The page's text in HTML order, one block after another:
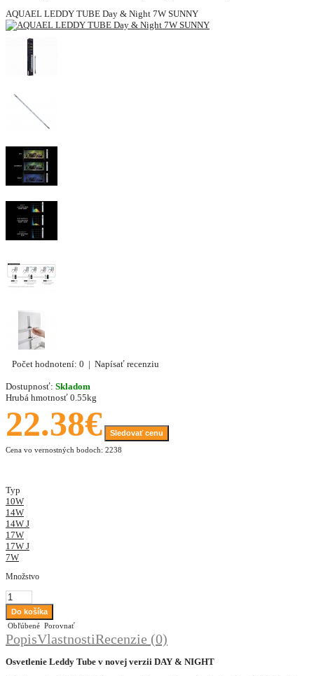
AQUAEL LEDDY TUBE Day & Night 7W SUNNY
Počet hodnotení: 0 | Napísať recenziu
Dostupnosť: Skladom
Hrubá hmotnosť 0.55kg
22.38€
Sledovať cenu
Cena vo vernostných bodoch: 2238
Typ
10W
14W
14W J
17W
17W J
7W
Množstvo
Obľúbené Porovnať
PopisVlastnostiRecenzie (0)
Osvetlenie Leddy Tube v novej verzii DAY & NIGHT